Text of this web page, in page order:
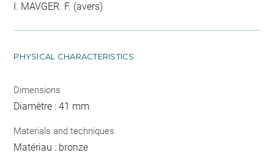
I. MAVGER. F. (avers)
PHYSICAL CHARACTERISTICS
Dimensions
Diamètre : 41 mm
Materials and techniques
Matériau : bronze